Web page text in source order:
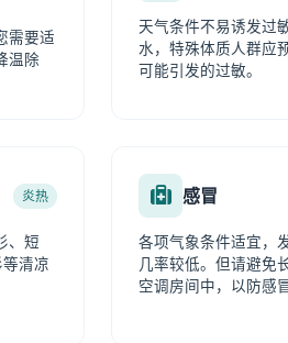
需要适
温除
天气条件不易诱发过
水，特殊体质人群应
可能引发的过敏。
炎热
、短
清凉
感冒
各项气象条件适宜，
几率较低。但请避免
空调房间中，以防感